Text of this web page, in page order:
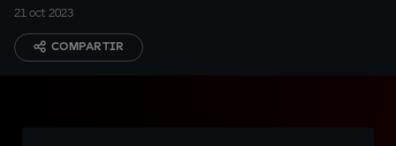
21 oct 2023
COMPARTIR